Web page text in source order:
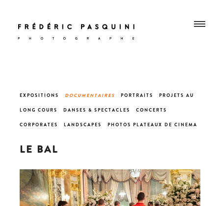
EXPOSITIONS DOCUMENTAIRES PORTRAITS PROJETS AU
LONG COURS DANSES & SPECTACLES CONCERTS
CORPORATES LANDSCAPES PHOTOS PLATEAUX DE CINEMA
LE BAL